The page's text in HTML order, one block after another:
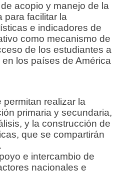
acopio y manejo de la
para facilitar la
e indicadores de
como mecanismo de
de los estudiantes a
los países de América
permitan realizar la
primaria y secundaria,
y la construcción de
que se compartirán
e intercambio de
nacionales e